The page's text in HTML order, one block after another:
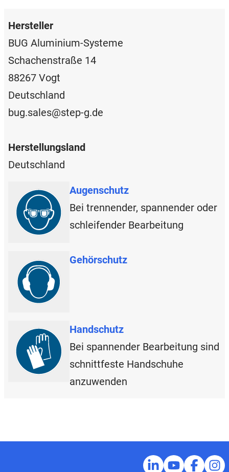
Hersteller
BUG Aluminium-Systeme
Schachenstraße 14
88267 Vogt
Deutschland
bug.sales@step-g.de
Herstellungsland
Deutschland
Augenschutz
Bei trennender, spannender oder
schleifender Bearbeitung
Gehörschutz
Handschutz
Bei spannender Bearbeitung sind
schnittfeste Handschuhe
anzuwenden